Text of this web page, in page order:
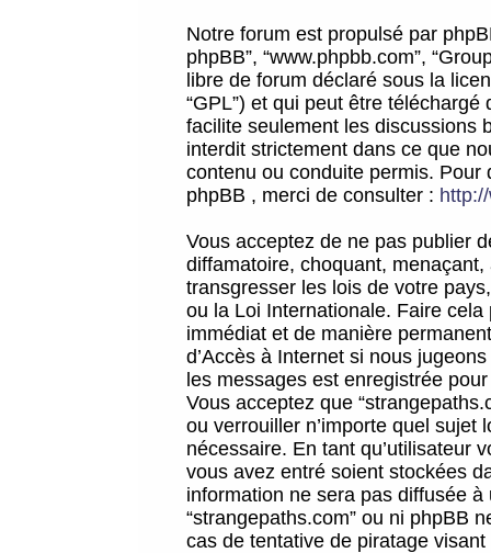
Notre forum est propulsé par
phpBB”, “www.phpbb.com”,
libre de forum déclaré sous la
“GPL”) et qui peut être téléchargé
facilite seulement les discussions
interdit strictement dans ce que
contenu ou conduite permis.
phpBB , merci de consulter :
Vous acceptez de ne pas publier
diffamatoire, choquant,
transgresser les lois de votre
ou la Loi Internationale. Faire
immédiat et de manière
d’Accès à Internet si nous
les messages est enregistrée
Vous acceptez que
ou verrouiller n’importe quel sujet
nécessaire. En tant qu’utilisateur
vous avez entré soient stockées
information ne sera pas diffusée
“strangepaths.com” ou ni phpBB
cas de tentative de piratage